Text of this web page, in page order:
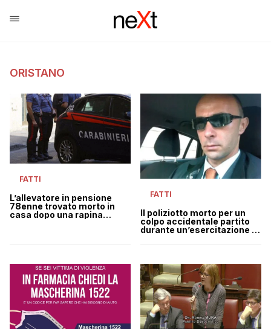
ORISTANO
FATTI
L’allevatore in pensione
78enne trovato morto in
casa dopo una rapina
FATTI
Il poliziotto morto per un
colpo accidentale partito
durante un’esercitazione al